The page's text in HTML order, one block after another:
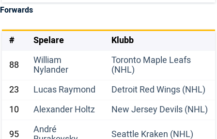
Forwards
# Spelare
Klubb
88
William
Nylander
Toronto Maple Leafs
(NHL)
23
Lucas Raymond
Detroit Red Wings (NHL)
10
Alexander Holtz
New Jersey Devils (NHL)
95
André Seattle Kraken (NHL)